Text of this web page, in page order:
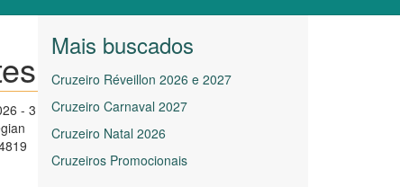
- 3
Mais buscados
Cruzeiro Réveillon 2026 e 2027
Cruzeiro Carnaval 2027
Cruzeiro Natal 2026
Cruzeiros Promocionais